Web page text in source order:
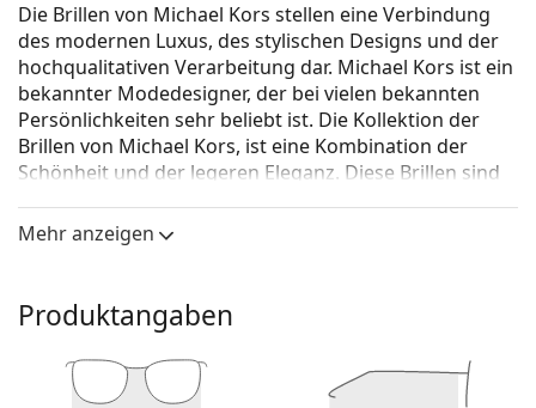
Die Brillen von Michael Kors stellen eine Verbindung
des modernen Luxus, des stylischen Designs und der
hochqualitativen Verarbeitung dar. Michael Kors ist ein
bekannter Modedesigner, der bei vielen bekannten
Persönlichkeiten sehr beliebt ist. Die Kollektion der
Brillen von Michael Kors, ist eine Kombination der
Schönheit und der legeren Eleganz. Diese Brillen sind
außergewöhnliche Verbindungen des einmaligen Stils,
Farben und hochqualitativer Materialien liebt.
Brille für Frauen.
Brillenfassung
Die braune Farbe der Brillenfassung passt perfekt
Mehr anzeigen
Produktangaben